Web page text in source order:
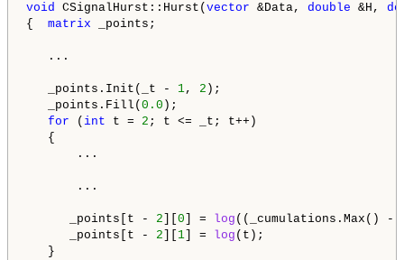
void CSignalHurst::Hurst( vector &Data, double &H,
{ matrix _points;
...
_points.Init(_t - 1, 2 );
_points.Fill( 0.0 );
for ( int t = 2 ; t <= _t; t++)
{
...
...
_points[t - 2 0 ] = log ((_cumulations.Max()
_points[t - 2 1 ] = log (t);
}